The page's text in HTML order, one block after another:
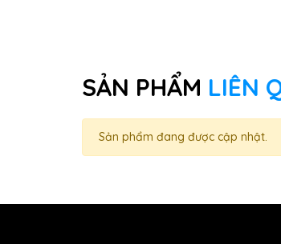
SẢN PHẨM LIÊN
Sản phẩm đang được cập nhật.